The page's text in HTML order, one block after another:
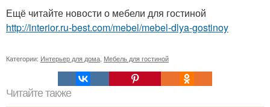
Ещё читайте новости о мебели для гостиной
http://interior.ru-best.com/mebel/mebel-dlya-gostinoy
Категории: Интерьер для дома Мебель для гостиной
Читайте также